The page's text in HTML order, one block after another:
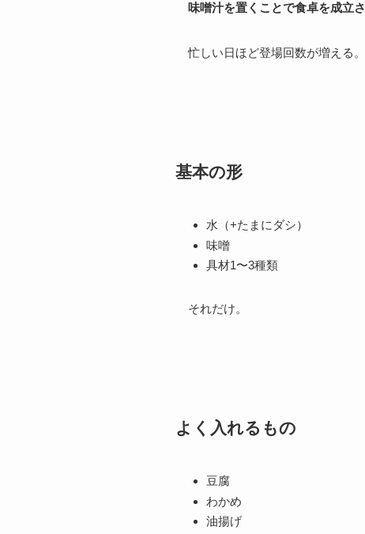
味噌汁を置くことで食卓を成立
忙しい日ほど登場回数が増える。
基本の形
水（+たまにダシ）
味噌
具材1〜3種類
それだけ。
よく入れるもの
豆腐
わかめ
油揚げ